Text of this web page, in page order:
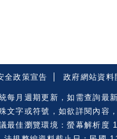
全政策宣告 政府網站資料
每月週期更新，如需查詢最
文字或符號，如欲詳閱內容
最佳瀏覽環境：螢幕解析度